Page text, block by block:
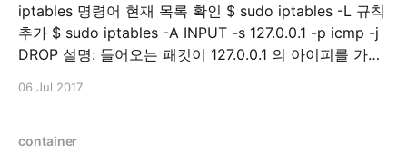
iptables 명령어 현재 목록 확인 $ sudo iptables -L 규칙
추가 $ sudo iptables -A INPUT -s 127.0.0.1 -p icmp -j
DROP 설명: 들어오는 패킷이 127.0.0.1 의 아이피를 가지
06 Jul 2017
container